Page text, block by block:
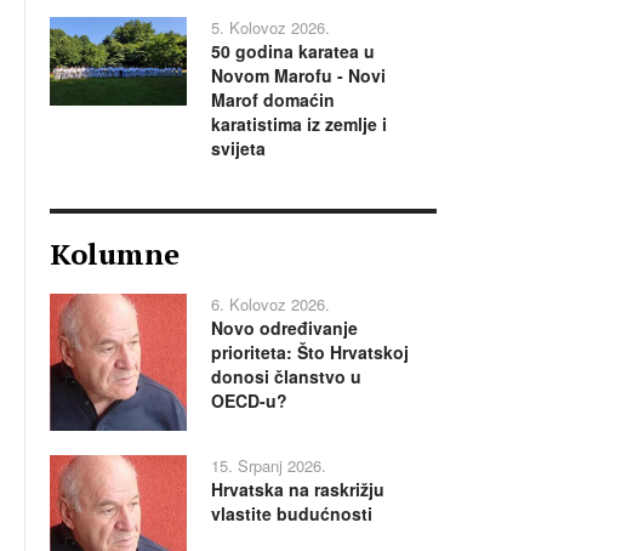
5. Kolovoz 2026.
50 godina karatea u
Novom Marofu - Novi
Marof domaćin
karatistima iz zemlje i
svijeta
Kolumne
6. Kolovoz 2026.
Novo određivanje
prioriteta: Što Hrvatskoj
donosi članstvo u
OECD-u?
15. Srpanj 2026.
Hrvatska na raskrižju
vlastite budućnosti